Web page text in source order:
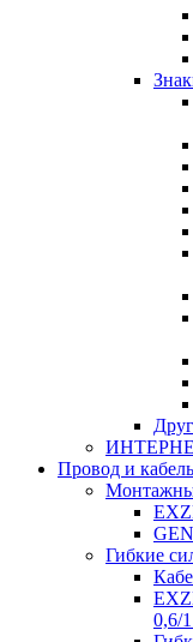
Провод и кабель
Гибкие
0,6/